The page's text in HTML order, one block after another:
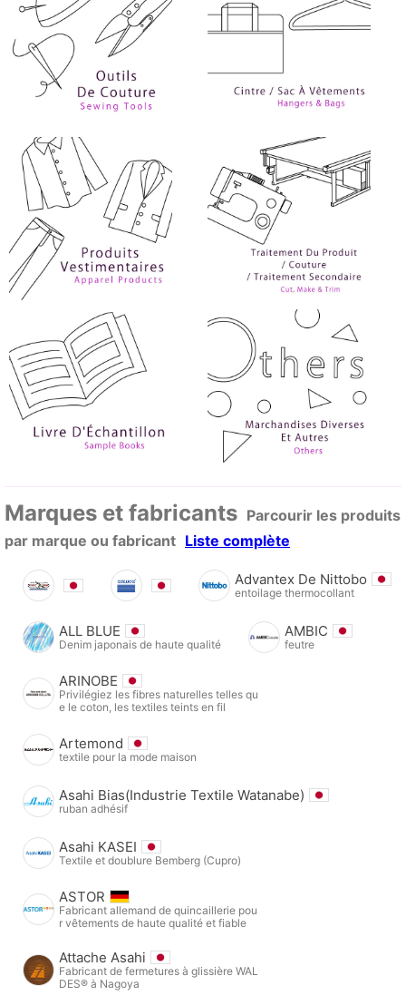
Marques et fabricants Parcourir les produits
par marque ou fabricant Liste complète
Advantex De Nittobo
entoilage thermocollant
ALL BLUE
Denim japonais de haute qualité
AMBIC
feutre
ARINOBE
Privilégiez les fibres naturelles telles qu
e le coton, les textiles teints en fil
Artemond
textile pour la mode maison
Asahi Bias(Industrie Textile Watanabe)
ruban adhésif
Asahi KASEI
Textile et doublure Bemberg (Cupro)
ASTOR
Fabricant allemand de quincaillerie pou
r vêtements de haute qualité et fiable
Attache Asahi
Fabricant de fermetures à glissière WAL
DES® à Nagoya